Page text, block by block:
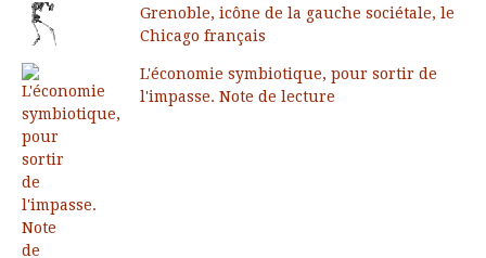
Grenoble, icône de la gauche sociétale, le
Chicago français
L'économie symbiotique, pour sortir de
l'impasse. Note de lecture